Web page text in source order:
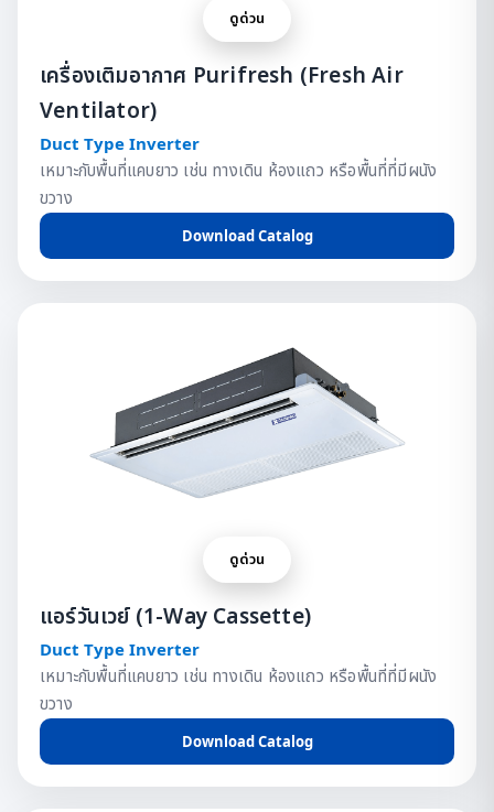
ดูด่วน
เครื่องเติมอากาศ Purifresh (Fresh Air
Ventilator)
Duct Type Inverter
เหมาะกับพื้นที่แคบยาว เช่น ทางเดิน ห้องแถว หรือพื้นที่ที่มีผนัง
ขวาง
Download Catalog
ดูด่วน
แอร์วันเวย์ (1-Way Cassette)
Duct Type Inverter
เหมาะกับพื้นที่แคบยาว เช่น ทางเดิน ห้องแถว หรือพื้นที่ที่มีผนัง
ขวาง
Download Catalog